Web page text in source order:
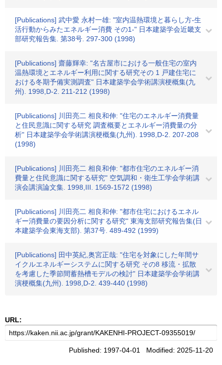
[Publications] 武中愛 永村一雄: "室内温熱環境と暮らし方-生
活行動からみたエネルギー消費 その1-" 日本建築学会近畿支
部研究報告集. 第38号. 297-300 (1998)
[Publications] 齋藤輝幸: "名古屋市における一般住宅の室内
温熱環境とエネルギー利用に関する研究その 1 戸建住宅に
おける冬期予備実測調査" 日本建築学会学術講演梗概集(九
州). 1998,D-2. 211-212 (1998)
[Publications] 川田亮二 相良和伸: "住宅のエネルギー消費量
と住民意識に関する研究 調査概要とエネルギー消費量の分
析" 日本建築学会学術講演梗概集(九州). 1998,D-2. 207-208
(1998)
[Publications] 川田亮二 相良和伸: "都市住宅のエネルギー消
費量と住民意識に関する研究" 空気調和・衛生工学会学術講
演会講演論文集. 1998,III. 1569-1572 (1998)
[Publications] 川田亮二 相良和伸: "都市住宅におけるエネル
ギー消費量の要因分析に関する研究" 東海支部研究報告集(日
本建築学会東海支部). 第37号. 489-492 (1999)
[Publications] 田中英紀,奥宮正哉: "住宅を対象にした年間サ
イクルエネルギーシステムに関する研究 その8 移流・拡散
を考慮した季節間蓄熱槽モデルの検討" 日本建築学会学術講
演梗概集(九州). 1998,D-2. 439-440 (1998)
URL:
Published: 1997-04-01 Modified: 2025-11-20